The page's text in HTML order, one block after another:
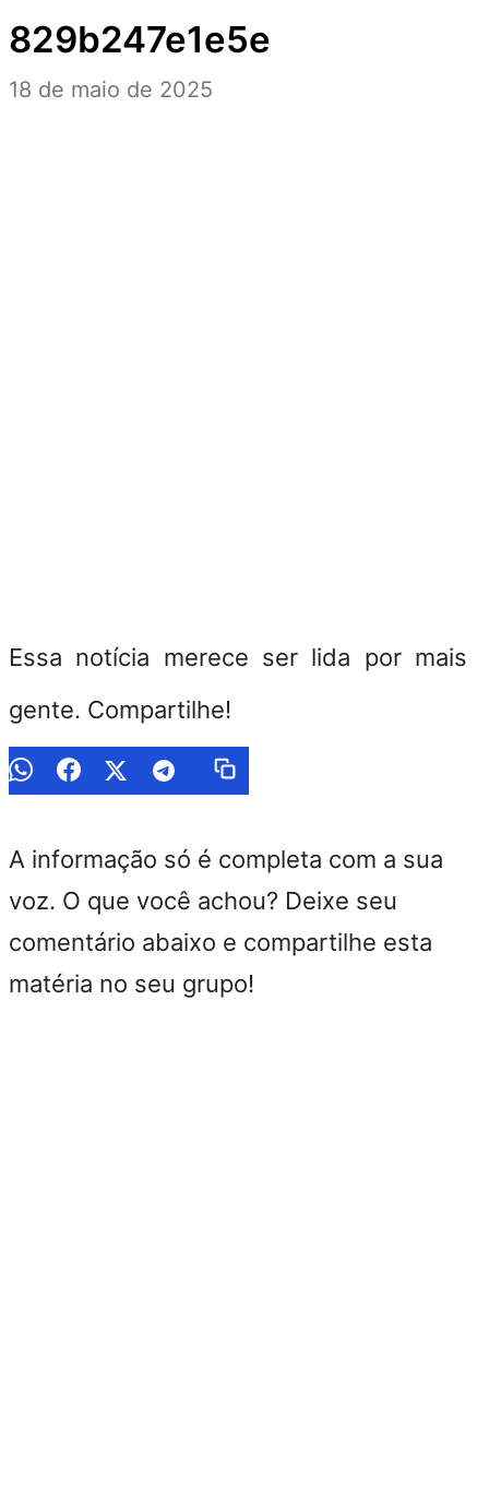
829b247e1e5e
18 de maio de 2025
Essa notícia merece ser lida por mais
gente. Compartilhe!
A informação só é completa com a sua
voz. O que você achou? Deixe seu
comentário abaixo e compartilhe esta
matéria no seu grupo!